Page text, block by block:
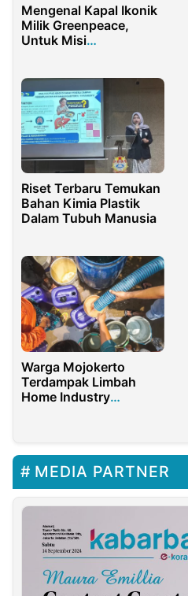
Mengenal Kapal Ikonik
Milik Greenpeace,
Untuk Misi
Riset Terbaru Temukan
Bahan Kimia Plastik
Dalam Tubuh Manusia
Warga Mojokerto
Terdampak Limbah
Home Industry
MEDIA PARTNER